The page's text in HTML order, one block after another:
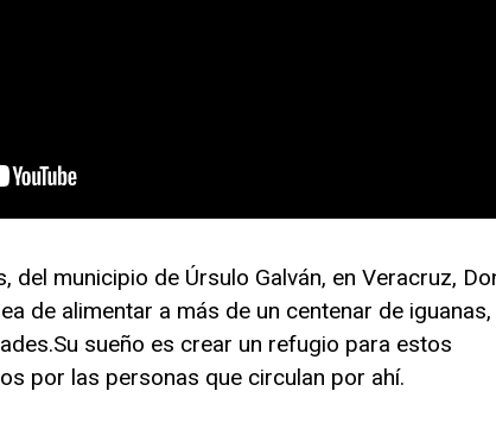
del municipio de Úrsulo Galván, en Veracruz,
de alimentar a más de un centenar de iguanas,
sueño es crear un refugio para estos
por las personas que circulan por ahí.